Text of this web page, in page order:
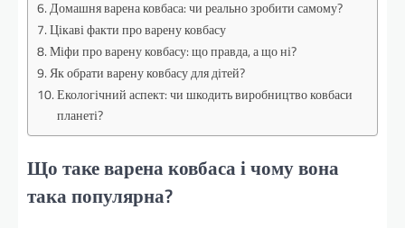
Домашня варена ковбаса: чи реально зробити самому?
Цікаві факти про варену ковбасу
Міфи про варену ковбасу: що правда, а що ні?
Як обрати варену ковбасу для дітей?
Екологічний аспект: чи шкодить виробництво ковбаси
планеті?
Що таке варена ковбаса і чому вона
така популярна?